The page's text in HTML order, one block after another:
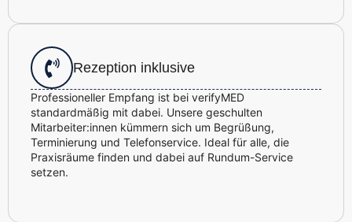
Rezeption inklusive
Professioneller Empfang ist bei verifyMED
standardmäßig mit dabei. Unsere geschulten
Mitarbeiter:innen kümmern sich um Begrüßung,
Terminierung und Telefonservice. Ideal für alle, die
Praxisräume finden und dabei auf Rundum-Service
setzen.